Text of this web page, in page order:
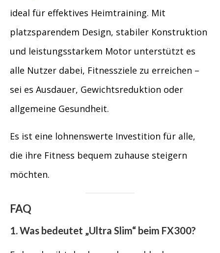
ideal für effektives Heimtraining. Mit
platzsparendem Design, stabiler Konstruktion
und leistungsstarkem Motor unterstützt es
alle Nutzer dabei, Fitnessziele zu erreichen –
sei es Ausdauer, Gewichtsreduktion oder
allgemeine Gesundheit.
Es ist eine lohnenswerte Investition für alle,
die ihre Fitness bequem zuhause steigern
möchten.
FAQ
1. Was bedeutet „Ultra Slim“ beim FX300?